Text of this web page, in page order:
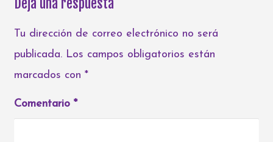
Deja una respuesta
Tu dirección de correo electrónico no será
publicada. Los campos obligatorios están
marcados con *
Comentario *